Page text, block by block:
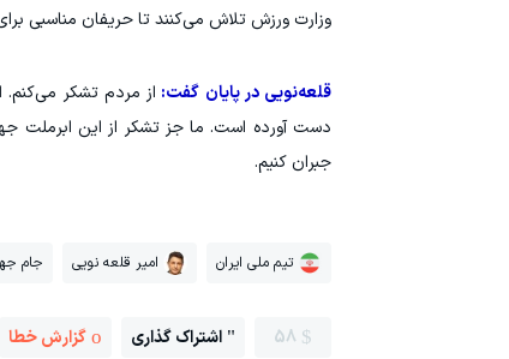
وزارت ورزش تلاش می‌کنند تا حریفان مناسبی برای
قلعه‌نویی در پایان گفت: از مردم تشکر می‌کنم.
دست آورده است. ما جز تشکر از این ابرملت
جبران کنیم.
تیم ملی ایران امیر قلعه نویی جام
58 اشتراک گذاری گزارش خطا